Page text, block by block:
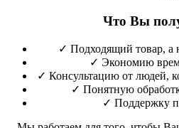
Что Вы
✓ Подходящий товар, а
✓ Экономию
✓ Консультацию от людей,
✓ Понятную
✓ Поддержку